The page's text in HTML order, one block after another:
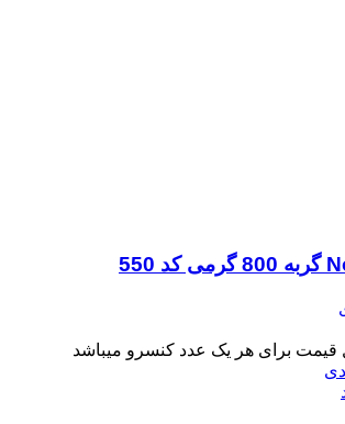
برای هر یک عدد کنسرو میباشد